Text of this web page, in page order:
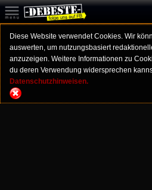
Diese Website verwendet Cookies. Wir
auswerten, um nutzungsbasiert
anzuzeigen. Weitere Informationen zu
du deren Verwendung widersprechen
Datenschutzhinweisen.